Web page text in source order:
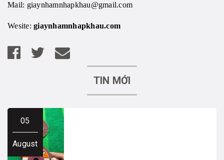
Mail: giaynhamnhapkhau@gmail.com
Wesite: giaynhamnhapkhau.com
TIN MỚI
05
August